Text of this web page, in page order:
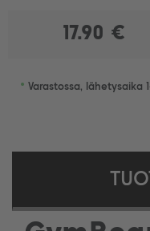
17.90 €
• Varastossa, lähetysaika